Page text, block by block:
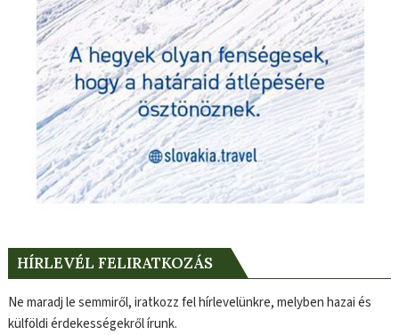
HÍRLEVÉL FELIRATKOZÁS
Ne maradj le semmiről, iratkozz fel hírlevelünkre, melyben hazai és
külföldi érdekességekről írunk.